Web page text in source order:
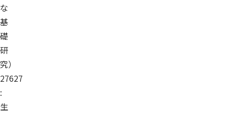
な
基
礎
研
究）
27627
:
生